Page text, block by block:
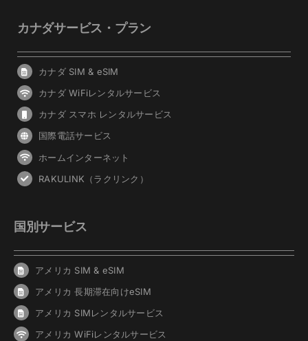
カナダサービス・プラン
カナダ SIM & eSIM
カナダ WiFiレンタルサービス
カナダ スマホ レンタルサービス
国際電話サービス
ホームインターネット
RAKULINK（ラクリンク）
国別サービス
アメリカ SIM & eSIM
アメリカ 長期滞在向けeSIM
アメリカ SIMレンタルサービス
アメリカ WiFiレンタルサービス